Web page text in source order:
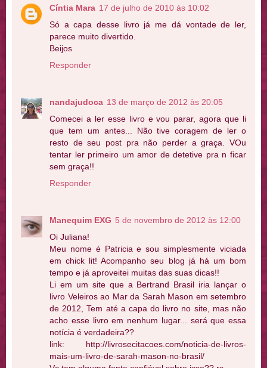
Cíntia Mara 17 de julho de 2010 às 10:02
Só a capa desse livro já me dá vontade de ler,
parece muito divertido.
Beijos
Responder
nandajudoca 13 de março de 2012 às 20:05
Comecei a ler esse livro e vou parar, agora que li
que tem um antes... Não tive coragem de ler o
resto de seu post pra não perder a graça. VOu
tentar ler primeiro um amor de detetive pra n ficar
sem graça!!
Responder
Manequim EXG 5 de novembro de 2012 às 12:00
Oi Juliana!
Meu nome é Patricia e sou simplesmente viciada
em chick lit! Acompanho seu blog já há um bom
tempo e já aproveitei muitas das suas dicas!!
Li em um site que a Bertrand Brasil iria lançar o
livro Veleiros ao Mar da Sarah Mason em setembro
de 2012, Tem até a capa do livro no site, mas não
acho esse livro em nenhum lugar... será que essa
notícia é verdadeira??
link: http://livrosecitacoes.com/noticia-de-livros-
mais-um-livro-de-sarah-mason-no-brasil/